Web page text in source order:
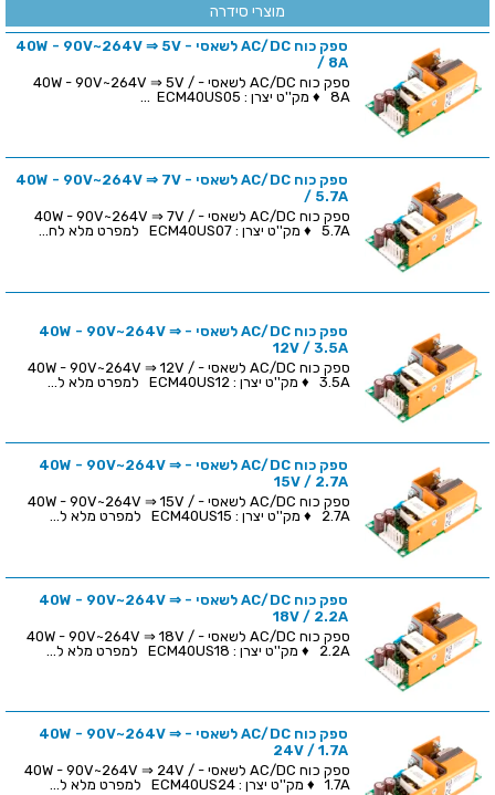
מוצרי סידרה
ספק כוח AC/DC לשאסי - 40W - 90V~264V ⇒ 5V
/ 8A
ספק כוח AC/DC לשאסי - 40W - 90V~264V ⇒ 5V /
8A ♦ מק''ט יצרן : ECM40US05 ...
ספק כוח AC/DC לשאסי - 40W - 90V~264V ⇒ 7V
/ 5.7A
ספק כוח AC/DC לשאסי - 40W - 90V~264V ⇒ 7V /
5.7A ♦ מק''ט יצרן : ECM40US07 למפרט מלא לח...
ספק כוח AC/DC לשאסי - 40W - 90V~264V ⇒
12V / 3.5A
ספק כוח AC/DC לשאסי - 40W - 90V~264V ⇒ 12V /
3.5A ♦ מק''ט יצרן : ECM40US12 למפרט מלא ל...
ספק כוח AC/DC לשאסי - 40W - 90V~264V ⇒
15V / 2.7A
ספק כוח AC/DC לשאסי - 40W - 90V~264V ⇒ 15V /
2.7A ♦ מק''ט יצרן : ECM40US15 למפרט מלא ל...
ספק כוח AC/DC לשאסי - 40W - 90V~264V ⇒
18V / 2.2A
ספק כוח AC/DC לשאסי - 40W - 90V~264V ⇒ 18V /
2.2A ♦ מק''ט יצרן : ECM40US18 למפרט מלא ל...
ספק כוח AC/DC לשאסי - 40W - 90V~264V ⇒
24V / 1.7A
ספק כוח AC/DC לשאסי - 40W - 90V~264V ⇒ 24V /
1.7A ♦ מק''ט יצרן : ECM40US24 למפרט מלא ל...